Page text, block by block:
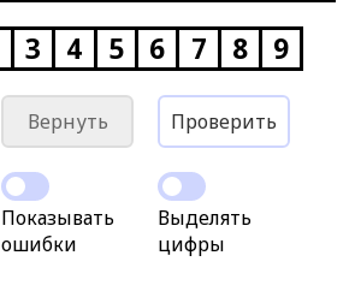
3 4 5 6 7 8 9
Вернуть Проверить
Показывать
ошибки
Выделять
цифры